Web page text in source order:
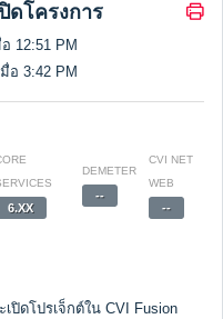
ดโครงการ
12:51 PM
อ 3:42 PM
6.XX
DEMETER
--
CVI NET
WEB
--
ดโปรเจ็กต์ใน CVI Fusion